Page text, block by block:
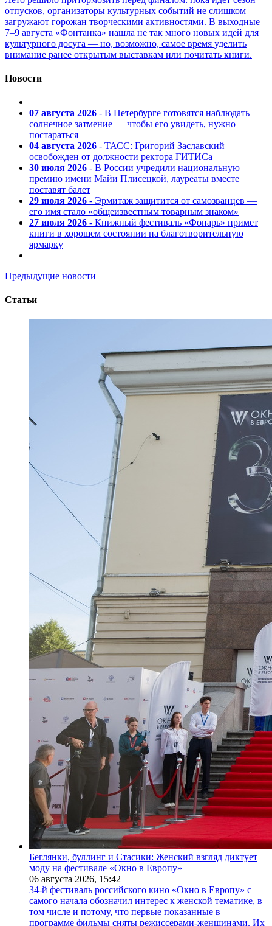
отпусков, организаторы культурных событий не слишком
загружают горожан творческими активностями. В выходные
7–9 августа «Фонтанка» нашла не так много новых идей для
культурного досуга — но, возможно, самое время уделить
внимание ранее открытым выставкам или почитать книги.
Новости
07 августа 2026 - В Петербурге готовятся наблюдать
солнечное затмение — чтобы его увидеть, нужно
постараться
04 августа 2026 - ТАСС: Григорий Заславский
освобожден от должности ректора ГИТИСа
30 июля 2026 - В России учредили национальную
премию имени Майи Плисецкой, лауреаты вместе
поставят балет
29 июля 2026 - Эрмитаж защитится от самозванцев —
его имя стало «общеизвестным товарным знаком»
27 июля 2026 - Книжный фестиваль «Фонарь» примет
книги в хорошем состоянии на благотворительную
ярмарку
Предыдущие новости
Статьи
Беглянки, буллинг и Стасики: Женский взгляд диктует
моду на фестивале «Окно в Европу»
06 августа 2026, 15:42
34-й фестиваль российского кино «Окно в Европу» с
самого начала обозначил интерес к женской тематике, в
том числе и потому, что первые показанные в
программе фильмы сняты режиссерами-женщинами. Их